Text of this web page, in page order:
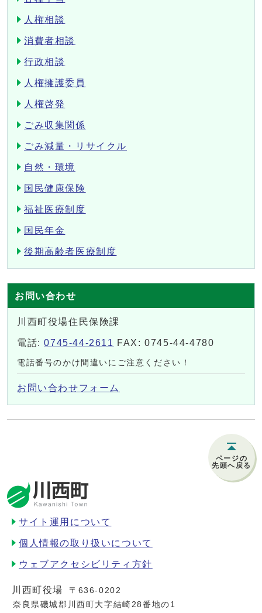
人権相談
消費者相談
行政相談
人権擁護委員
人権啓発
ごみ収集関係
ごみ減量・リサイクル
自然・環境
国民健康保険
福祉医療制度
国民年金
後期高齢者医療制度
お問い合わせ
川西町役場住民保険課
電話:0745-44-2611 FAX: 0745-44-4780
電話番号のかけ間違いにご注意ください！
お問い合わせフォーム
ページの
先頭へ戻る
サイト運用について
個人情報の取り扱いについて
ウェブアクセシビリティ方針
川西町役場
〒636-0202
奈良県磯城郡川西町大字結崎28番地の1